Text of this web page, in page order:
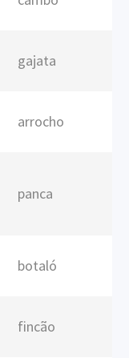
gajata
arrocho
panca
botaló
fincão